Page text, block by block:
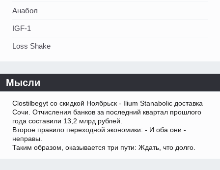
Анабол
IGF-1
Loss Shake
Мысли
Clostilbegyt со скидкой Ноябрьск - Ilium Stanabolic доставка
Сочи. Отчисления банков за последний квартал прошлого
года составили 13,2 млрд рублей.
Второе правило переходной экономики: - И оба они -
неправы.
Таким образом, оказывается три пути: Ждать, что долго.